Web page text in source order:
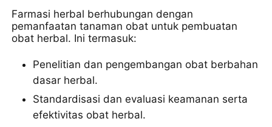
Farmasi herbal berhubungan dengan
pemanfaatan tanaman obat untuk pembuatan
obat herbal. Ini termasuk:
Penelitian dan pengembangan obat berbahan
dasar herbal.
Standardisasi dan evaluasi keamanan serta
efektivitas obat herbal.